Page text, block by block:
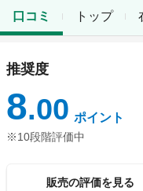
トップ
口コミ
推奨度
8.00 ポイント
※10段階評価中
販売の評価を見る